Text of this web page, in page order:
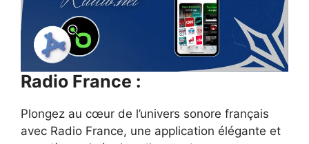
Radio France :
Plongez au cœur de l’univers sonore français
avec Radio France, une application élégante et